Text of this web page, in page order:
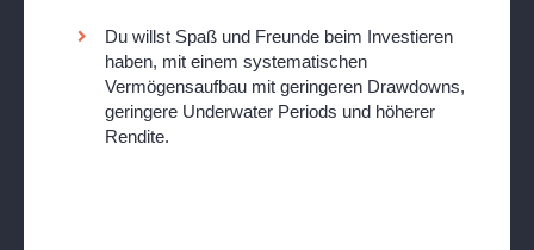
Du willst Spaß und Freunde beim Investieren
haben, mit einem systematischen
Vermögensaufbau mit geringeren Drawdowns,
geringere Underwater Periods und höherer
Rendite.